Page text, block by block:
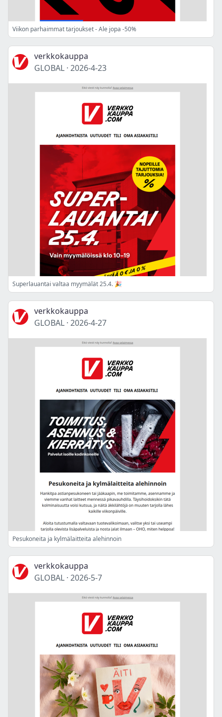
Viikon parhaimmat tarjoukset - Ale jopa -50%
verkkokauppa
GLOBAL · 2026-4-23
Superlauantai valtaa myymälät 25.4. 🎉
verkkokauppa
GLOBAL · 2026-4-27
Pesukoneita ja kylmälaitteita alehinnoin
verkkokauppa
GLOBAL · 2026-5-7